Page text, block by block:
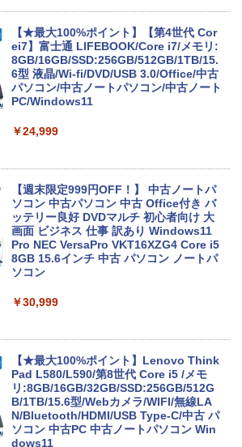
￥1,964
Xiaomi シャオミ REDMI Buds 8 Lite ワイヤ
レスイヤホン Bluetooth 5.4 ノイズキャンセ
BUGS LIFE
￥250
【Amazon.co.jp限定】 伊藤園 磨かれて、澄
みきった日本の水 2L 8本 ラベルレス [ ケース
] [ 水 ] [ ペットボトル ] [ 箱買い ] [ ストック
] [ 水分補給 ]
￥998
スーパーの裏でヤニ吸うふたり 9巻 (デジタル
版ビッグガンガンコミックス)
￥810
【★最大100%ポイント】【第4世代 Cor
ei7】富士通 LIFEBOOK/Core i7/メモリ:
8GB/16GB/SSD:256GB/512GB/1TB/15.
6型 液晶/Wi-fi/DVD/USB 3.0/Office/中古
パソコン/中古ノートパソコン/中古ノート
PC/Windows11
￥24,999
【週末限定999円OFF！】 中古ノートパ
ソコン 中古パソコン 中古 Office付き バ
ッテリー良好 DVDマルチ 初心者向け 大
画面 ビジネス 仕事 訳あり Windows11
Pro NEC VersaPro VKT16XZG4 Core i5
8GB 15.6インチ 中古 パソコン ノートパ
ソコン
￥30,999
【★最大100%ポイント】Lenovo Think
Pad L580/L590/第8世代 Core i5 /メモ
リ:8GB/16GB/32GB/SSD:256GB/512G
B/1TB/15.6型/Webカメラ/WIFI/無線LA
N/Bluetooth/HDMI/USB Type-C/中古 パ
ソコン 中古PC 中古ノートパソコン Win
dows11